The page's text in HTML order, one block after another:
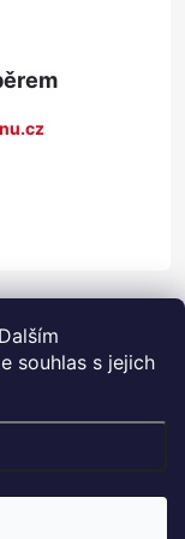
souhlas s jejich
práva vyhrazena.